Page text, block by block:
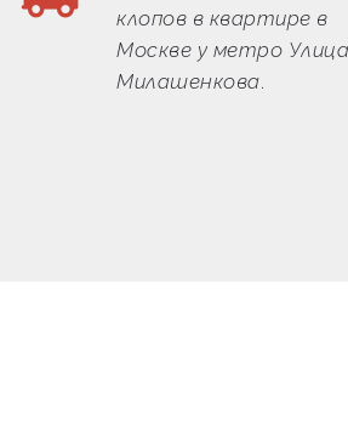
клопов в квартире в
Москве у метро Улица
Милашенкова.